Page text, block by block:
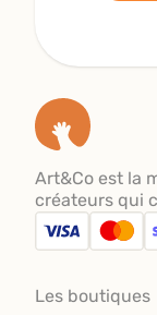
Art&Co est la
créateurs qui
Les boutiques